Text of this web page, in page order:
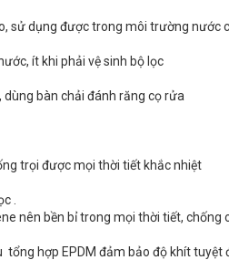
sử dụng được trong môi trường nước
ít khi phải vệ sinh bộ lọc
dùng bàn chải đánh răng cọ rửa
trọi được mọi thời tiết khắc nhiệt
.
nên bền bỉ trong mọi thời tiết, chống
hợp EPDM đảm bảo độ khít tuyệt